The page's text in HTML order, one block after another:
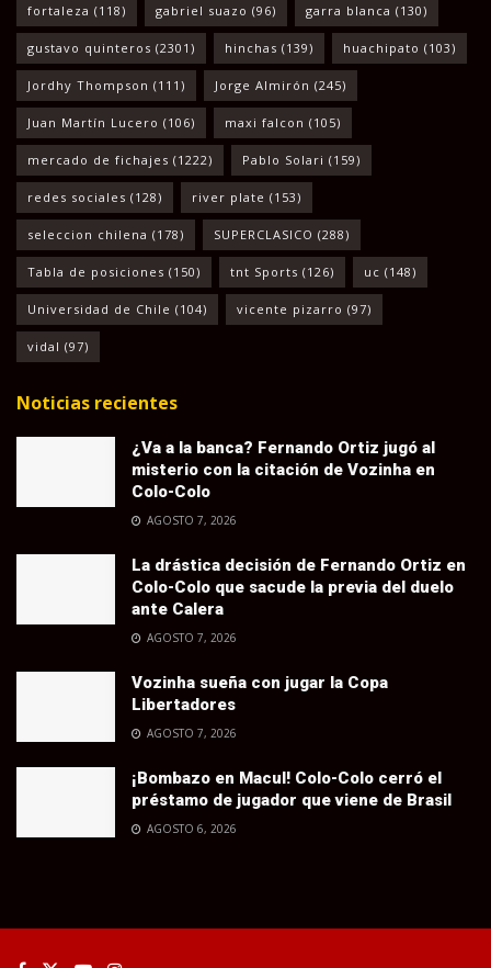
fortaleza (118) gabriel suazo (96) garra blanca (130)
gustavo quinteros (2301) hinchas (139) huachipato (103)
Jordhy Thompson (111) Jorge Almirón (245)
Juan Martín Lucero (106) maxi falcon (105)
mercado de fichajes (1222) Pablo Solari (159)
redes sociales (128) river plate (153)
seleccion chilena (178) SUPERCLASICO (288)
Tabla de posiciones (150) tnt Sports (126) uc (148)
Universidad de Chile (104) vicente pizarro (97)
vidal (97)
Noticias recientes
¿Va a la banca? Fernando Ortiz jugó al
misterio con la citación de Vozinha en
Colo-Colo
AGOSTO 7, 2026
La drástica decisión de Fernando Ortiz en
Colo-Colo que sacude la previa del duelo
ante Calera
AGOSTO 7, 2026
Vozinha sueña con jugar la Copa
Libertadores
AGOSTO 7, 2026
¡Bombazo en Macul! Colo-Colo cerró el
préstamo de jugador que viene de Brasil
AGOSTO 6, 2026